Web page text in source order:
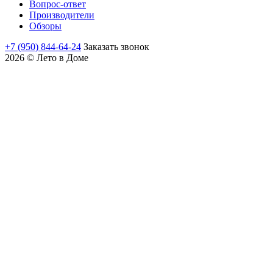
Вопрос-ответ
Производители
Обзоры
+7 (950) 844-64-24 Заказать звонок
2026 © Лето в Доме